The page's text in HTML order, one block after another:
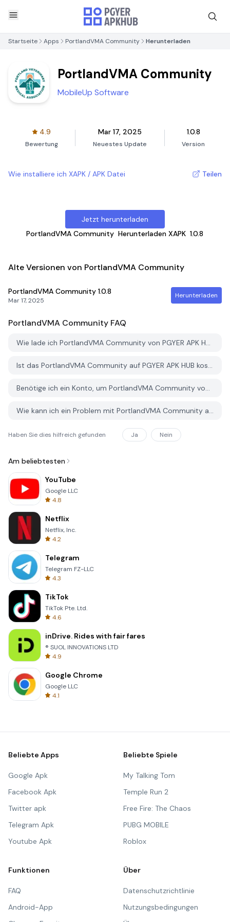
Startseite Apps PortlandVMA Community Herunterladen
PortlandVMA Community
MobileUp Software
4.9
Bewertung
Mar 17, 2025
Neuestes Update
1.0.8
Version
Wie installiere ich XAPK / APK Datei Teilen
Jetzt herunterladen
PortlandVMA Community Herunterladen XAPK 1.0.8
Alte Versionen von PortlandVMA Community
PortlandVMA Community 1.0.8
Mar 17, 2025
Herunterladen
PortlandVMA Community FAQ
Wie lade ich PortlandVMA Community von PGYER APK HUB herunter?
Ist das PortlandVMA Community auf PGYER APK HUB kostenlos zum Download?
Benötige ich ein Konto, um PortlandVMA Community von PGYER APK HUB herunterzuladen?
Wie kann ich ein Problem mit PortlandVMA Community auf PGYER APK HUB melden?
Haben Sie dies hilfreich gefunden Ja Nein
Am beliebtesten
YouTube
Google LLC
4.8
Netflix
Netflix, Inc.
4.2
Telegram
Telegram FZ-LLC
4.3
TikTok
TikTok Pte. Ltd.
4.6
inDrive. Rides with fair fares
® SUOL INNOVATIONS LTD
4.9
Google Chrome
Google LLC
4.1
Beliebte Apps
Google Apk
Facebook Apk
Twitter apk
Telegram Apk
Youtube Apk
Beliebte Spiele
My Talking Tom
Temple Run 2
Free Fire: The Chaos
PUBG MOBILE
Roblox
Funktionen
FAQ
Android-App
Über
Datenschutzrichtlinie
Nutzungsbedingungen